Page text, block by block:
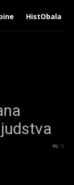
HistObala
0